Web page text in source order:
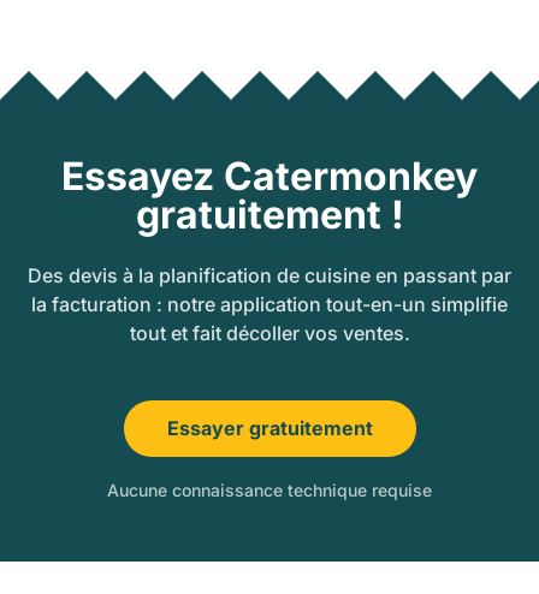
Essayez Catermonkey
gratuitement !
Des devis à la planification de cuisine en passant par
la facturation : notre application tout-en-un simplifie
tout et fait décoller vos ventes.
Essayer gratuitement
Aucune connaissance technique requise